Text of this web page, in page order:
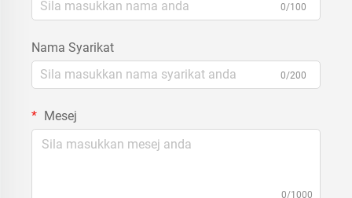
0/100
Nama Syarikat
0/200
Mesej
0/1000